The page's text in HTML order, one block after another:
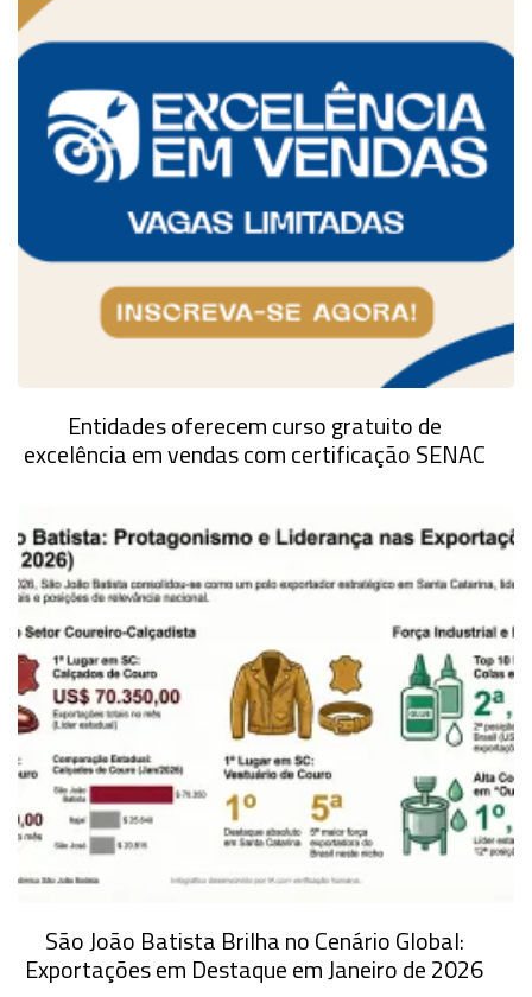
Entidades oferecem curso gratuito de
excelência em vendas com certificação SENAC
São João Batista Brilha no Cenário Global:
Exportações em Destaque em Janeiro de 2026